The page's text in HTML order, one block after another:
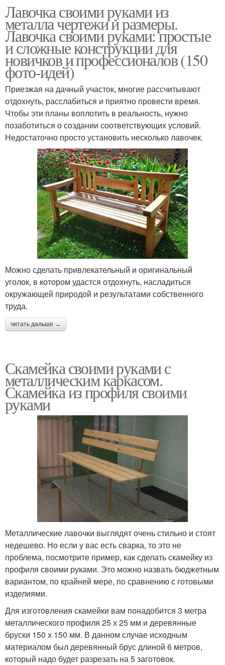
Лавочка своими руками из
металла чертежи и размеры.
Лавочка своими руками: простые
и сложные конструкции для
новичков и профессионалов (150
фото-идей)
Приезжая на дачный участок, многие рассчитывают
отдохнуть, расслабиться и приятно провести время.
Чтобы эти планы воплотить в реальность, нужно
позаботиться о создании соответствующих условий.
Недостаточно просто установить несколько лавочек.
Можно сделать привлекательный и оригинальный
уголок, в котором удастся отдохнуть, насладиться
окружающей природой и результатами собственного
труда.
читать дальше →
Скамейка своими руками с
металлическим каркасом.
Скамейка из профиля своими
руками
Металлические лавочки выглядят очень стильно и стоят
недешево. Но если у вас есть сварка, то это не
проблема, посмотрите пример, как сделать скамейку из
профиля своими руками. Это можно назвать бюджетным
вариантом, по крайней мере, по сравнению с готовыми
изделиями.
Для изготовления скамейки вам понадобится 3 метра
металлического профиля 25 х 25 мм и деревянные
бруски 150 х 150 мм. В данном случае исходным
материалом был деревянный брус длиной 6 метров,
который надо будет разрезать на 5 заготовок.